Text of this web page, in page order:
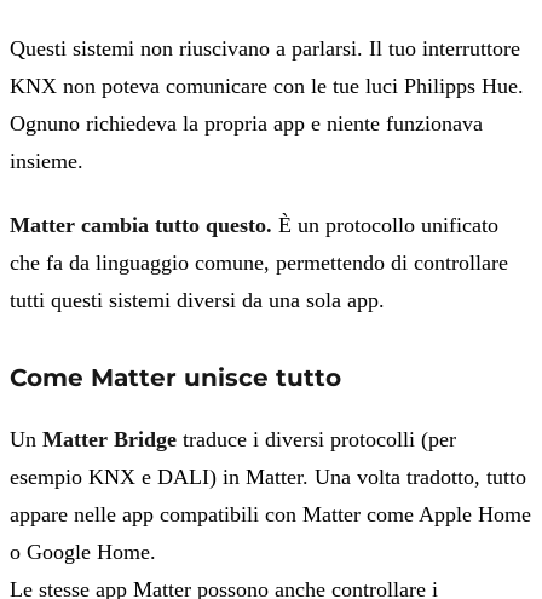
Questi sistemi non riuscivano a parlarsi. Il tuo interruttore
KNX non poteva comunicare con le tue luci Philipps Hue.
Ognuno richiedeva la propria app e niente funzionava
insieme.
Matter cambia tutto questo. È un protocollo unificato
che fa da linguaggio comune, permettendo di controllare
tutti questi sistemi diversi da una sola app.
Come Matter unisce tutto
Un Matter Bridge traduce i diversi protocolli (per
esempio KNX e DALI) in Matter. Una volta tradotto, tutto
appare nelle app compatibili con Matter come Apple Home
o Google Home.
Le stesse app Matter possono anche controllare i